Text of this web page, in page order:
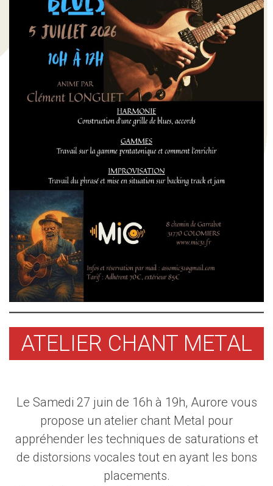
ATELIER CHANT METAL
Le Samedi 27 juin de 16h à 19h, Aurore vous
propose un atelier chant Metal pour
appréhender les techniques de saturations et
de distorsions vocales tout en ayant les bons
placements.